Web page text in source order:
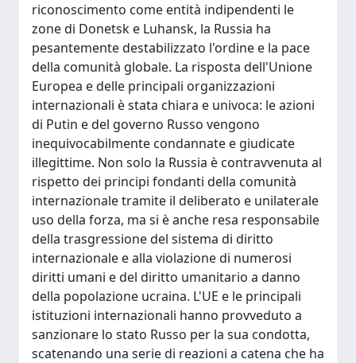
riconoscimento come entità indipendenti le
zone di Donetsk e Luhansk, la Russia ha
pesantemente destabilizzato l'ordine e la pace
della comunità globale. La risposta dell'Unione
Europea e delle principali organizzazioni
internazionali è stata chiara e univoca: le azioni
di Putin e del governo Russo vengono
inequivocabilmente condannate e giudicate
illegittime. Non solo la Russia è contravvenuta al
rispetto dei principi fondanti della comunità
internazionale tramite il deliberato e unilaterale
uso della forza, ma si è anche resa responsabile
della trasgressione del sistema di diritto
internazionale e alla violazione di numerosi
diritti umani e del diritto umanitario a danno
della popolazione ucraina. L'UE e le principali
istituzioni internazionali hanno provveduto a
sanzionare lo stato Russo per la sua condotta,
scatenando una serie di reazioni a catena che ha